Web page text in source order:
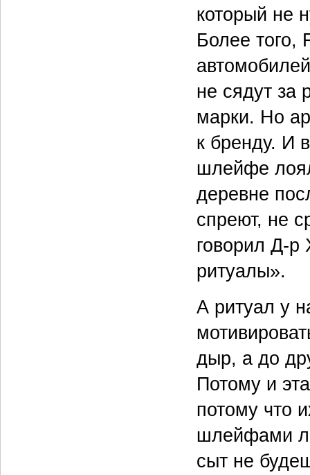
который не
Более того,
не сядут за
марки. Но
к бренду. И
шлейфе
деревне
спреют, не
говорил Д-р
ритуалы».
А ритуал у
дыр, а до
Потому и
потому что
шлейфами
сыт не